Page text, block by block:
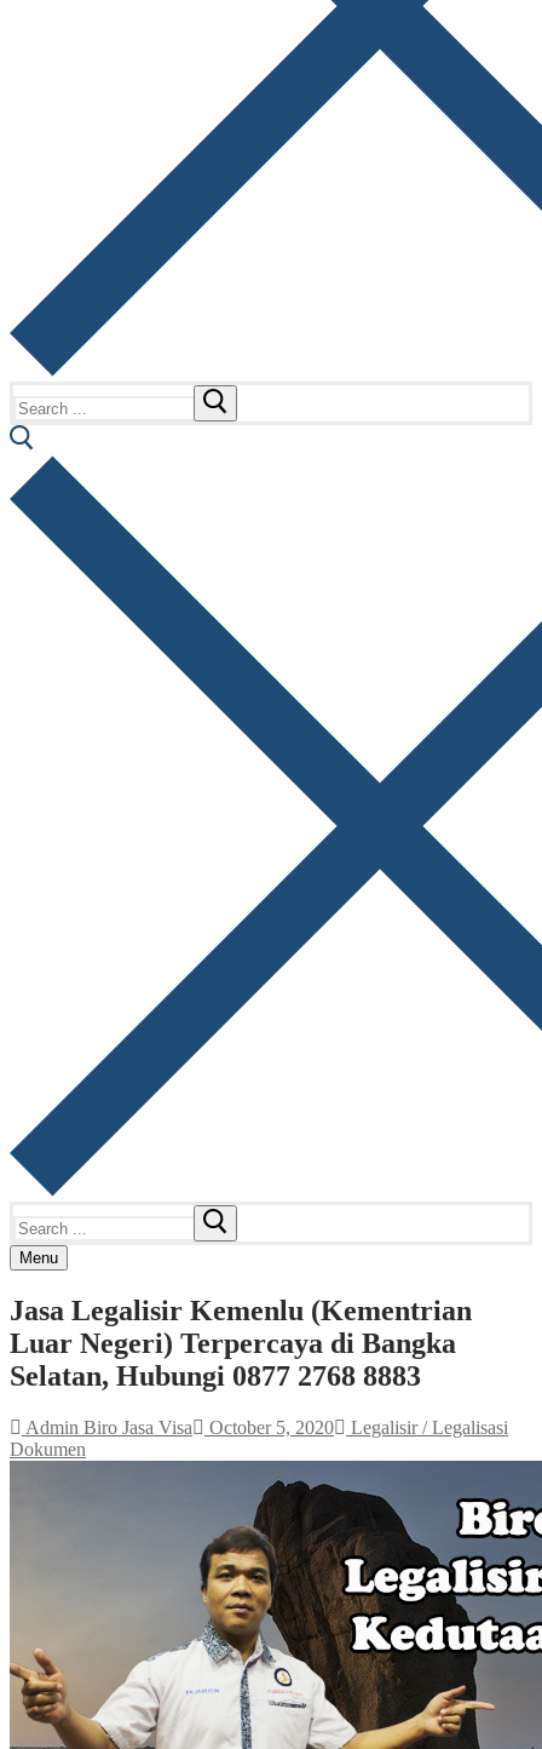
for:
for:
Menu
Jasa Legalisir Kemenlu (Kementrian
Luar Negeri) Terpercaya di Bangka
Selatan, Hubungi 0877 2768 8883
Admin Biro Jasa Visa October 5, 2020
Legalisir / Legalisasi
Dokumen